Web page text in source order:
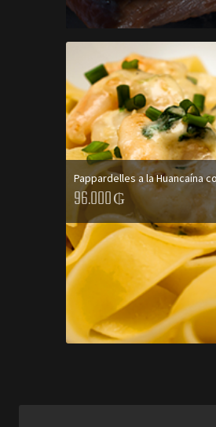
Pappardelles a la Huancaína
96.000₲
AGREGAR AL CARRITO